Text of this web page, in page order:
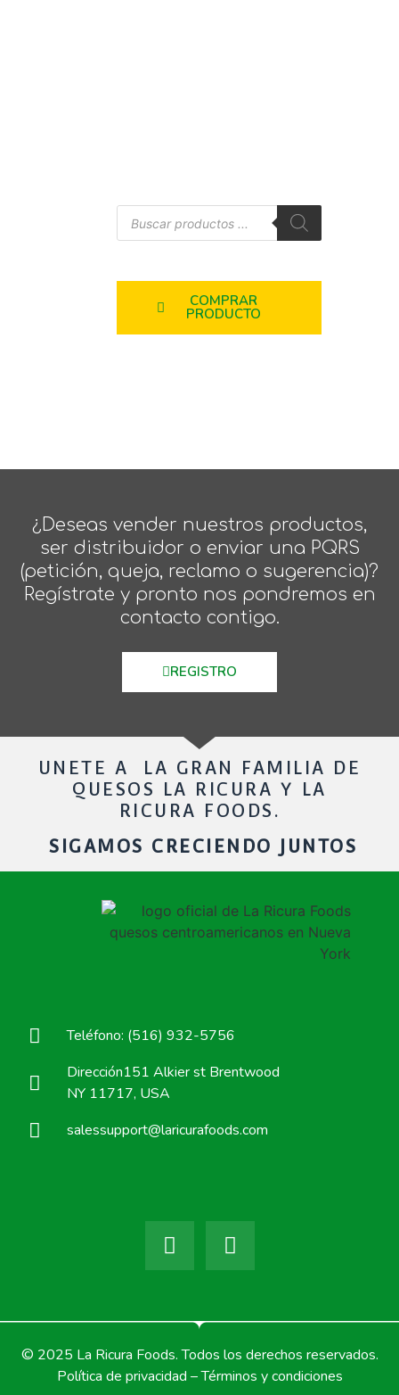
COMPRAR
PRODUCTO
¿Deseas vender nuestros productos,
ser distribuidor o enviar una PQRS
(petición, queja, reclamo o sugerencia)?
Regístrate y pronto nos pondremos en
contacto contigo.
REGISTRO
UNETE A LA GRAN FAMILIA DE
QUESOS LA RICURA Y LA
RICURA FOODS.
SIGAMOS CRECIENDO JUNTOS
Teléfono: (516) 932-5756
Dirección151 Alkier st Brentwood
NY 11717, USA
salessupport@laricurafoods.com
© 2025 La Ricura Foods. Todos los derechos reservados.
Política de privacidad – Términos y condiciones